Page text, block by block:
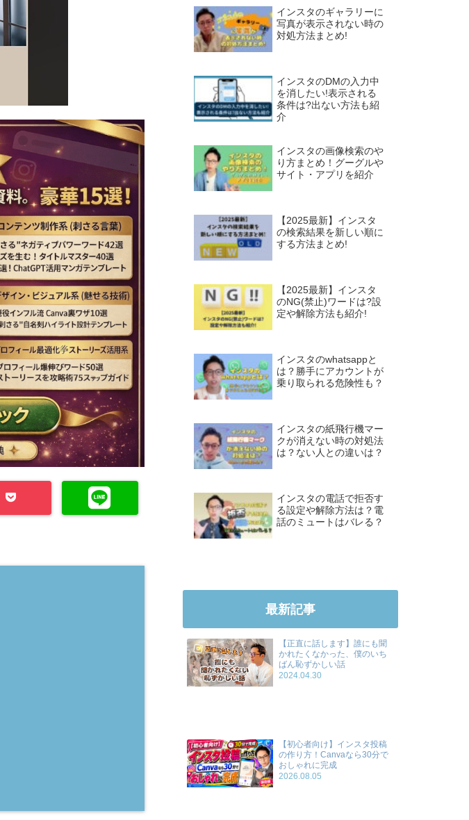
インスタのギャラリーに
写真が表示されない時の
対処方法まとめ!
インスタのDMの入力中
を消したい!表示される
条件は?出ない方法も紹
介
インスタの画像検索のや
り方まとめ！グーグルや
サイト・アプリを紹介
【2025最新】インスタ
の検索結果を新しい順に
する方法まとめ!
【2025最新】インスタ
のNG(禁止)ワードは?設
定や解除方法も紹介!
インスタのwhatsappと
は？勝手にアカウントが
乗り取られる危険性も？
インスタの紙飛行機マー
クが消えない時の対処法
は？ない人との違いは？
インスタの電話で拒否す
る設定や解除方法は？電
話のミュートはバレる？
最新記事
【正直に話します】誰にも聞
かれたくなかった、僕のいち
ばん恥ずかしい話
2024.04.30
【初心者向け】インスタ投稿
の作り方！Canvaなら30分で
おしゃれに完成
2026.08.05